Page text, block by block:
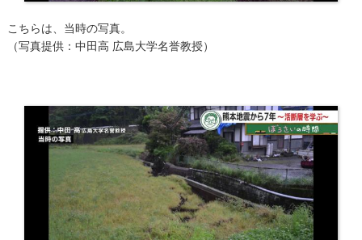
こちらは、当時の写真。
（写真提供：中田高 広島大学名誉教授）